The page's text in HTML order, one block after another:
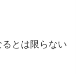
とは限らない